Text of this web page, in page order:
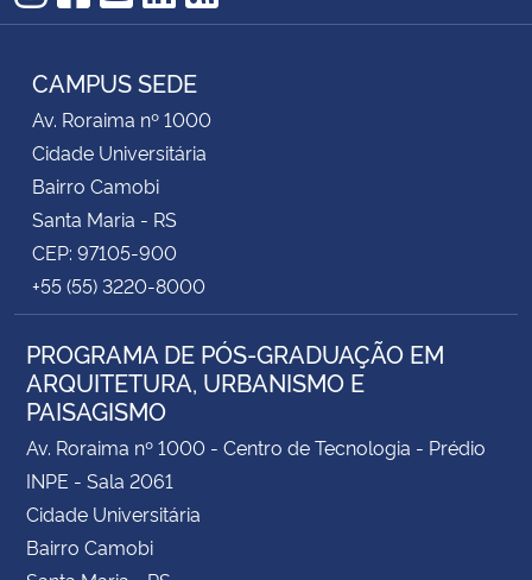
Instagram
Facebook
YouTube
LinkedIn
RSS
CAMPUS SEDE
Av. Roraima nº 1000
Cidade Universitária
Bairro Camobi
Santa Maria - RS
CEP: 97105-900
+55 (55) 3220-8000
PROGRAMA DE PÓS-GRADUAÇÃO EM
ARQUITETURA, URBANISMO E
PAISAGISMO
Av. Roraima nº 1000 - Centro de Tecnologia - Prédio
INPE - Sala 2061
Cidade Universitária
Bairro Camobi